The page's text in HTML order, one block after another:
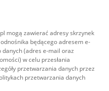
mogą zawierać adresy skrzynek
będącego adresem e-
(adres e-mail oraz
w celu przesłania
przetwarzania danych przez
przetwarzania danych